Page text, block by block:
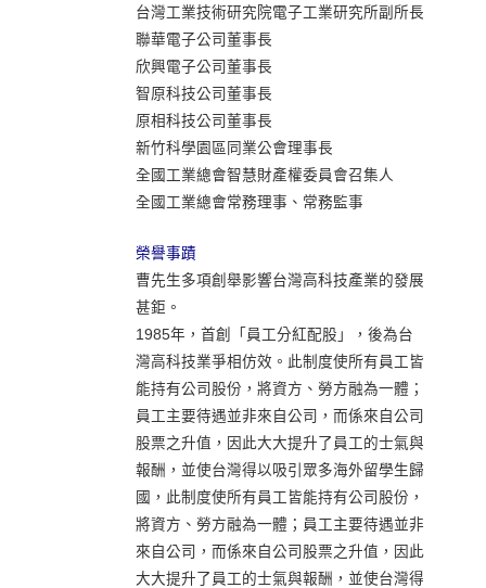
台灣工業技術研究院電子工業研究所副所長
聯華電子公司董事長
欣興電子公司董事長
智原科技公司董事長
原相科技公司董事長
新竹科學園區同業公會理事長
全國工業總會智慧財產權委員會召集人
全國工業總會常務理事、常務監事
榮譽事蹟
曹先生多項創舉影響台灣高科技產業的發展
甚鉅。
1985年，首創「員工分紅配股」，後為台
灣高科技業爭相仿效。此制度使所有員工皆
能持有公司股份，將資方、勞方融為一體；
員工主要待遇並非來自公司，而係來自公司
股票之升值，因此大大提升了員工的士氣與
報酬，並使台灣得以吸引眾多海外留學生歸
國，此制度使所有員工皆能持有公司股份，
將資方、勞方融為一體；員工主要待遇並非
來自公司，而係來自公司股票之升值，因此
大大提升了員工的士氣與報酬，並使台灣得